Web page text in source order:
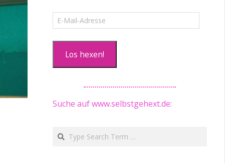
E-
Mail-
Los hexen!
Suche auf www.selbstgehext.de:
Search